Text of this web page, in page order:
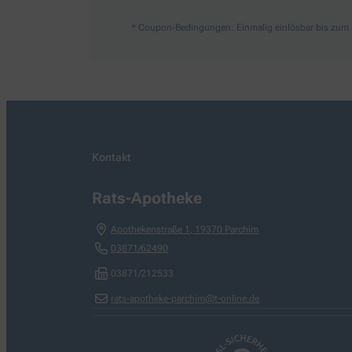
* Coupon-Bedingungen: Einmalig einlösbar bis
Kontakt
Rats-Apotheke
Apothekenstraße 1 , 19370 Parchim
03871/62490
03871/212533
rats-apotheke-parchim@t-online.de